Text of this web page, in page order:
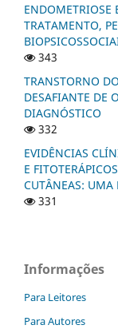
ENDOMETRIOSE
TRATAMENTO,
343
TRANSTORNO
DESAFIANTE DE
DIAGNÓSTICO
332
EVIDÊNCIAS
E
CUTÂNEAS: UMA
331
Informações
Para Leitores
Para Autores